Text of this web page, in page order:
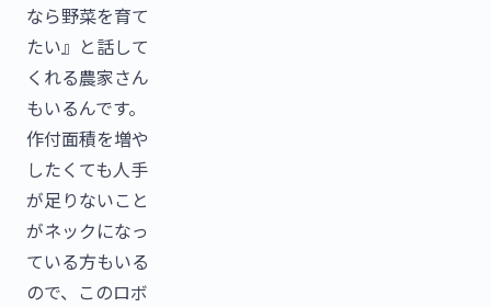
なら野菜を育て
たい』と話して
くれる農家さん
もいるんです。
作付面積を増や
したくても人手
が足りないこと
がネックになっ
ている方もいる
ので、このロボ